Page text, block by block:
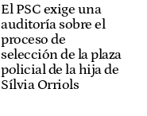
El PSC exige una
auditoría sobre el
proceso de
selección de la plaza
policial de la hija de
Sílvia Orriols